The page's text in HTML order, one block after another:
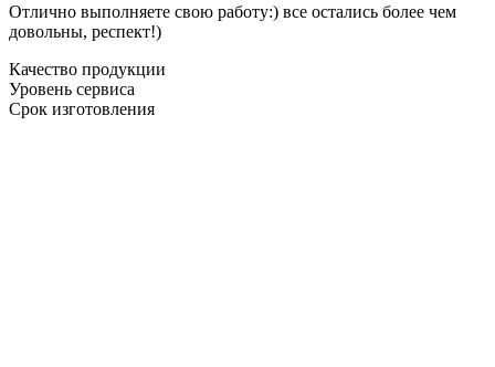
Отлично выполняете свою работу:) все остались более чем
довольны, респект!)
Качество продукции
Уровень сервиса
Срок изготовления